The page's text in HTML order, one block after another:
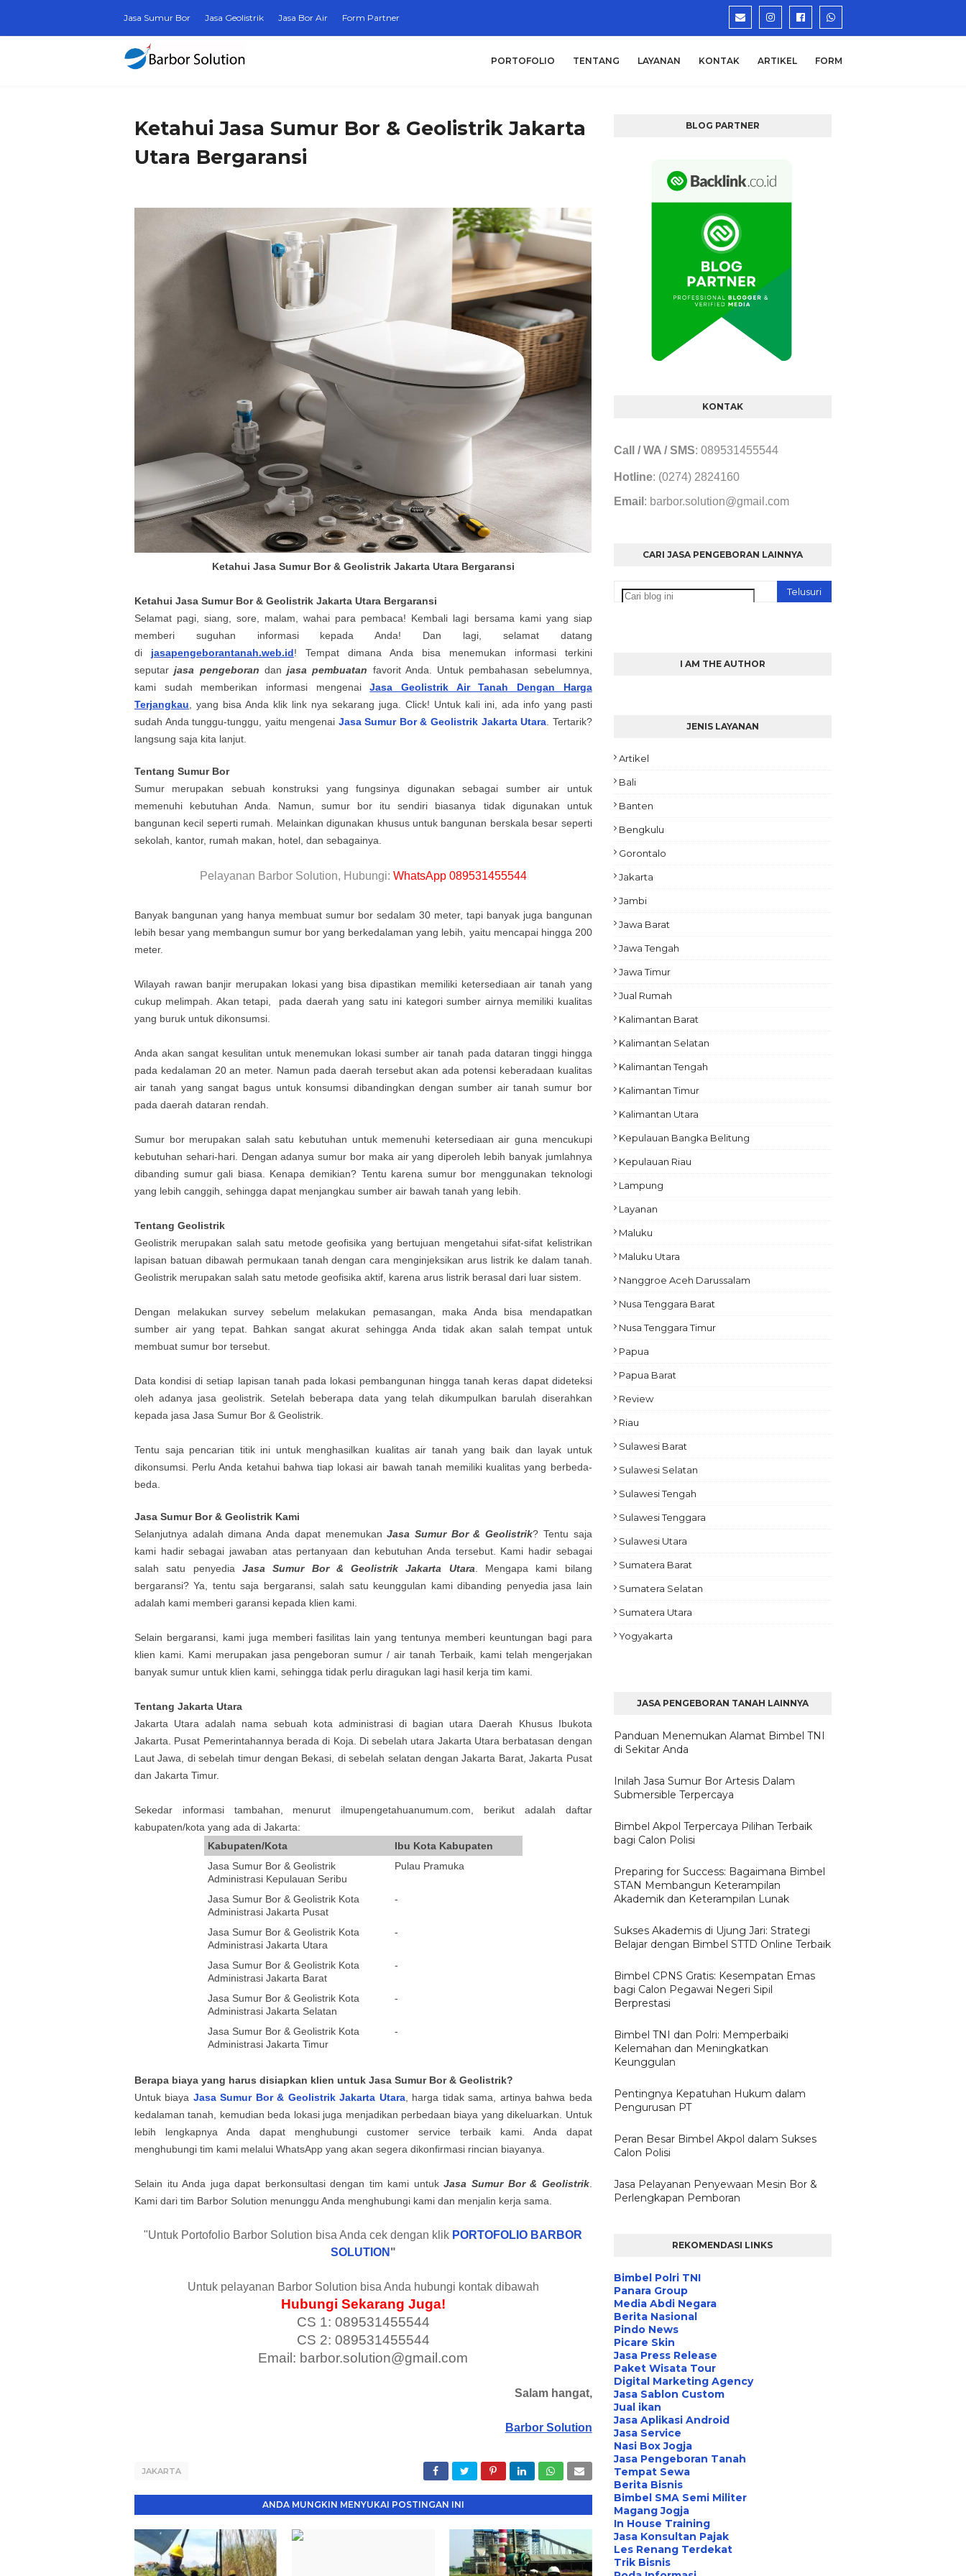
Jasa Sumur Bor Jasa Geolistrik Jasa Bor Air Form Partner
PORTOFOLIO TENTANG LAYANAN KONTAK ARTIKEL FORM
Ketahui Jasa Sumur Bor & Geolistrik Jakarta
Utara Bergaransi
Ketahui Jasa Sumur Bor & Geolistrik Jakarta Utara Bergaransi
Ketahui Jasa Sumur Bor & Geolistrik Jakarta Utara Bergaransi
Selamat pagi, siang, sore, malam, wahai para pembaca! Kembali lagi bersama kami yang siap
memberi suguhan informasi kepada Anda! Dan lagi, selamat datang
di jasapengeborantanah.web.id! Tempat dimana Anda bisa menemukan informasi terkini
seputarjasa pengeboran danjasa pembuatan favorit Anda. Untuk pembahasan sebelumnya,
kami sudah memberikan informasi mengenaiJasa Geolistrik Air Tanah Dengan Harga
Terjangkau , yang bisa Anda klik link nya sekarang juga. Click! Untuk kali ini, ada info yang pasti
sudah Anda tunggu-tunggu, yaitu mengenai Jasa Sumur Bor & Geolistrik Jakarta Utara . Tertarik?
langsung saja kita lanjut.
Tentang Sumur Bor
Sumur merupakan sebuah konstruksi yang fungsinya digunakan sebagai sumber air untuk
memenuhi kebutuhan Anda. Namun, sumur bor itu sendiri biasanya tidak digunakan untuk
bangunan kecil seperti rumah. Melainkan digunakan khusus untuk bangunan berskala besar seperti
sekolah, kantor, rumah makan, hotel, dan sebagainya.
Pelayanan Barbor Solution, Hubungi: WhatsApp 089531455544
Banyak bangunan yang hanya membuat sumur bor sedalam 30 meter, tapi banyak juga bangunan
lebih besar yang membangun sumur bor yang berkedalaman yang lebih, yaitu mencapai hingga 200
meter.
Wilayah rawan banjir merupakan lokasi yang bisa dipastikan memiliki ketersediaan air tanah yang
cukup melimpah. Akan tetapi, pada daerah yang satu ini kategori sumber airnya memiliki kualitas
yang buruk untuk dikonsumsi.
Anda akan sangat kesulitan untuk menemukan lokasi sumber air tanah pada dataran tinggi hingga
pada kedalaman 20 an meter. Namun pada daerah tersebut akan ada potensi keberadaan kualitas
air tanah yang sangat bagus untuk konsumsi dibandingkan dengan sumber air tanah sumur bor
pada daerah dataran rendah.
Sumur bor merupakan salah satu kebutuhan untuk memenuhi ketersediaan air guna mencukupi
kebutuhan sehari-hari. Dengan adanya sumur bor maka air yang diperoleh lebih banyak jumlahnya
dibanding sumur gali biasa. Kenapa demikian? Tentu karena sumur bor menggunakan teknologi
yang lebih canggih, sehingga dapat menjangkau sumber air bawah tanah yang lebih.
Tentang Geolistrik
Geolistrik merupakan salah satu metode geofisika yang bertujuan mengetahui sifat-sifat kelistrikan
lapisan batuan dibawah permukaan tanah dengan cara menginjeksikan arus listrik ke dalam tanah.
Geolistrik merupakan salah satu metode geofisika aktif, karena arus listrik berasal dari luar sistem.
Dengan melakukan survey sebelum melakukan pemasangan, maka Anda bisa mendapatkan
sumber air yang tepat. Bahkan sangat akurat sehingga Anda tidak akan salah tempat untuk
membuat sumur bor tersebut.
Data kondisi di setiap lapisan tanah pada lokasi pembangunan hingga tanah keras dapat dideteksi
oleh adanya jasa geolistrik. Setelah beberapa data yang telah dikumpulkan barulah diserahkan
kepada jasa Jasa Sumur Bor & Geolistrik.
Tentu saja pencarian titik ini untuk menghasilkan kualitas air tanah yang baik dan layak untuk
dikonsumsi. Perlu Anda ketahui bahwa tiap lokasi air bawah tanah memiliki kualitas yang berbeda-
beda.
Jasa Sumur Bor & Geolistrik Kami
Selanjutnya adalah dimana Anda dapat menemukanJasa Sumur Bor & Geolistrik? Tentu saja
kami hadir sebagai jawaban atas pertanyaan dan kebutuhan Anda tersebut. Kami hadir sebagai
salah satu penyedia Jasa Sumur Bor & GeolistrikJakarta Utara . Mengapa kami bilang
bergaransi? Ya, tentu saja bergaransi, salah satu keunggulan kami dibanding penyedia jasa lain
adalah kami memberi garansi kepada klien kami.
Selain bergaransi, kami juga memberi fasilitas lain yang tentunya memberi keuntungan bagi para
klien kami. Kami merupakan jasa pengeboran sumur / air tanah Terbaik, kami telah mengerjakan
banyak sumur untuk klien kami, sehingga tidak perlu diragukan lagi hasil kerja tim kami.
Tentang Jakarta Utara
Jakarta Utara adalah nama sebuah kota administrasi di bagian utara Daerah Khusus Ibukota
Jakarta. Pusat Pemerintahannya berada di Koja. Di sebelah utara Jakarta Utara berbatasan dengan
Laut Jawa, di sebelah timur dengan Bekasi, di sebelah selatan dengan Jakarta Barat, Jakarta Pusat
dan Jakarta Timur.
Sekedar informasi tambahan, menurut ilmupengetahuanumum.com, berikut adalah daftar
kabupaten/kota yang ada di Jakarta:
Kabupaten/Kota
Ibu Kota Kabupaten
Jasa Sumur Bor & Geolistrik
Administrasi Kepulauan Seribu
Pulau Pramuka
Jasa Sumur Bor & Geolistrik Kota
Administrasi Jakarta Pusat
-
Jasa Sumur Bor & Geolistrik Kota
Administrasi Jakarta Utara
-
Jasa Sumur Bor & Geolistrik Kota
Administrasi Jakarta Barat
-
Jasa Sumur Bor & Geolistrik Kota
Administrasi Jakarta Selatan
-
Jasa Sumur Bor & Geolistrik Kota
Administrasi Jakarta Timur
-
Berapa biaya yang harus disiapkan klien untuk Jasa Sumur Bor & Geolistrik?
Untuk biaya Jasa Sumur Bor & GeolistrikJakarta Utara, harga tidak sama, artinya bahwa beda
kedalaman tanah, kemudian beda lokasi juga menjadikan perbedaan biaya yang dikeluarkan. Untuk
lebih lengkapnya Anda dapat menghubungi customer service terbaik kami. Anda dapat
menghubungi tim kami melalui WhatsApp yang akan segera dikonfirmasi rincian biayanya.
Selain itu Anda juga dapat berkonsultasi dengan tim kami untukJasa Sumur Bor & Geolistrik.
Kami dari tim Barbor Solution menunggu Anda menghubungi kami dan menjalin kerja sama.
"Untuk Portofolio Barbor Solution bisa Anda cek dengan klik PORTOFOLIO BARBOR
SOLUTION "
Untuk pelayanan Barbor Solution bisa Anda hubungi kontak dibawah
Hubungi Sekarang Juga!
CS 1: 089531455544
CS 2: 089531455544
Email: barbor.solution@gmail.com
Salam hangat,
Barbor Solution
JAKARTA
ANDA MUNGKIN MENYUKAI POSTINGAN INI
BLOG PARTNER
KONTAK
Call / WA / SMS: 089531455544
Hotline: (0274) 2824160
Email : barbor.solution@gmail.com
CARI JASA PENGEBORAN LAINNYA
I AM THE AUTHOR
JENIS LAYANAN
Artikel
Bali
Banten
Bengkulu
Gorontalo
Jakarta
Jambi
Jawa Barat
Jawa Tengah
Jawa Timur
Jual Rumah
Kalimantan Barat
Kalimantan Selatan
Kalimantan Tengah
Kalimantan Timur
Kalimantan Utara
Kepulauan Bangka Belitung
Kepulauan Riau
Lampung
Layanan
Maluku
Maluku Utara
Nanggroe Aceh Darussalam
Nusa Tenggara Barat
Nusa Tenggara Timur
Papua
Papua Barat
Review
Riau
Sulawesi Barat
Sulawesi Selatan
Sulawesi Tengah
Sulawesi Tenggara
Sulawesi Utara
Sumatera Barat
Sumatera Selatan
Sumatera Utara
Yogyakarta
JASA PENGEBORAN TANAH LAINNYA
Panduan Menemukan Alamat Bimbel TNI
di Sekitar Anda
Inilah Jasa Sumur Bor Artesis Dalam
Submersible Terpercaya
Bimbel Akpol Terpercaya Pilihan Terbaik
bagi Calon Polisi
Preparing for Success: Bagaimana Bimbel
STAN Membangun Keterampilan
Akademik dan Keterampilan Lunak
Sukses Akademis di Ujung Jari: Strategi
Belajar dengan Bimbel STTD Online Terbaik
Bimbel CPNS Gratis: Kesempatan Emas
bagi Calon Pegawai Negeri Sipil
Berprestasi
Bimbel TNI dan Polri: Memperbaiki
Kelemahan dan Meningkatkan
Keunggulan
Pentingnya Kepatuhan Hukum dalam
Pengurusan PT
Peran Besar Bimbel Akpol dalam Sukses
Calon Polisi
Jasa Pelayanan Penyewaan Mesin Bor &
Perlengkapan Pemboran
REKOMENDASI LINKS
Bimbel Polri TNI
Panara Group
Media Abdi Negara
Berita Nasional
Pindo News
Picare Skin
Jasa Press Release
Paket Wisata Tour
Digital Marketing Agency
Jasa Sablon Custom
Jual ikan
Jasa Aplikasi Android
Jasa Service
Nasi Box Jogja
Jasa Pengeboran Tanah
Tempat Sewa
Berita Bisnis
Bimbel SMA Semi Militer
Magang Jogja
In House Training
Jasa Konsultan Pajak
Les Renang Terdekat
Trik Bisnis